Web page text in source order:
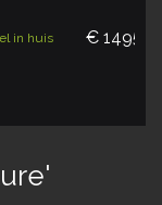
in huis €